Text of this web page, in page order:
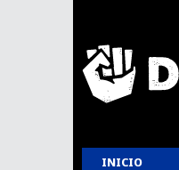
INICIO